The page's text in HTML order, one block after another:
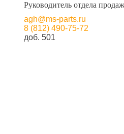
Руководитель отдела продаж
agh@ms-parts.ru
8 (812) 490-75-72
доб. 501